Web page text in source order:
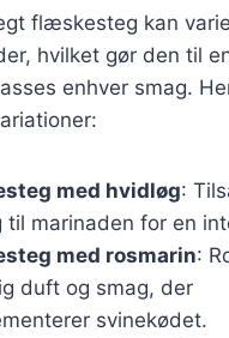
flæskesteg kan
hvilket gør den til
enhver smag.
med hvidløg:
til marinaden for en
med rosmarin:
duft og smag, der
svinekødet.